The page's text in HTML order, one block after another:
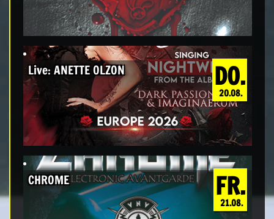
DO.
20.08.
Live: ANETTE OLZON
FR.
21.08.
CHROME